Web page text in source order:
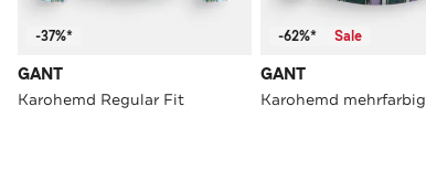
-37%*
GANT
Karohemd Regular Fit
-62%* Sale
GANT
Karohemd mehrfarbig